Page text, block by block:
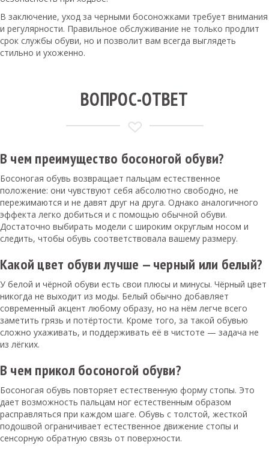
В заключение, уход за черными босоножками требует внимания
и регулярности. Правильное обслуживание не только продлит
срок службы обуви, но и позволит вам всегда выглядеть
стильно и ухоженно.
ВОПРОС-ОТВЕТ
В чем преимущество босоногой обуви?
Босоногая обувь возвращает пальцам естественное
положение: они чувствуют себя абсолютно свободно, не
пережимаются и не давят друг на друга. Однако аналогичного
эффекта легко добиться и с помощью обычной обуви.
Достаточно выбирать модели с широким округлым носом и
следить, чтобы обувь соответствовала вашему размеру.
Какой цвет обуви лучше — черный или белый?
У белой и чёрной обуви есть свои плюсы и минусы. Чёрный цвет
никогда не выходит из моды. Белый обычно добавляет
современный акцент любому образу, но на нём легче всего
заметить грязь и потёртости. Кроме того, за такой обувью
сложно ухаживать, и поддерживать её в чистоте — задача не
из лёгких.
В чем прикол босоногой обуви?
Босоногая обувь повторяет естественную форму стопы. Это
дает возможность пальцам ног естественным образом
расправляться при каждом шаге. Обувь с толстой, жесткой
подошвой ограничивает естественное движение стопы и
сенсорную обратную связь от поверхности.